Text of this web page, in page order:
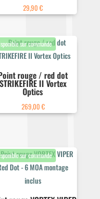
29,90€
rouge / red dot
STRIKEFIRE II Vortex
Optics
269,00 €